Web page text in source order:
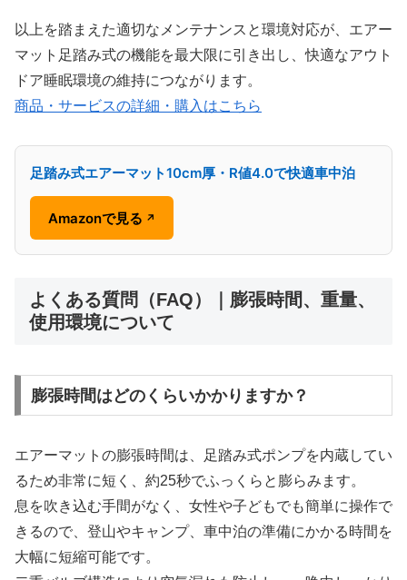
以上を踏まえた適切なメンテナンスと環境対応が、エアー
マット足踏み式の機能を最大限に引き出し、快適なアウト
ドア睡眠環境の維持につながります。
商品・サービスの詳細・購入はこちら
足踏み式エアーマット10cm厚・R値4.0で快適車中泊
Amazonで見る ↗
よくある質問（FAQ）｜膨張時間、重量、
使用環境について
膨張時間はどのくらいかかりますか？
エアーマットの膨張時間は、足踏み式ポンプを内蔵してい
るため非常に短く、約25秒でふっくらと膨らみます。
息を吹き込む手間がなく、女性や子どもでも簡単に操作で
きるので、登山やキャンプ、車中泊の準備にかかる時間を
大幅に短縮可能です。